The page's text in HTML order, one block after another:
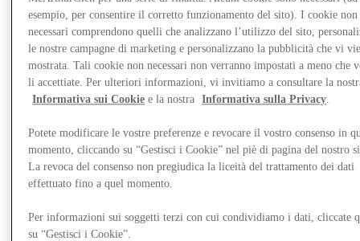
Cosa c'è in programma
Mangia e Bevi
Gift Card
Servizi
Altro
esempio, per consentire il corretto funzionamento del sito). I cookie non
necessari comprendono quelli che analizzano l’utilizzo del sito,
le nostre campagne di marketing e personalizzano la pubblicità che vi
mostrata. Tali cookie non necessari non verranno impostati a meno che
li accettiate. Per ulteriori informazioni, vi invitiamo a consultare la
Informativa sui Cookie e la nostra Informativa sulla Privacy
Potete modificare le vostre preferenze e revocare il vostro consenso in
momento, cliccando su “Gestisci i Cookie” nel piè di pagina del nostro
La revoca del consenso non pregiudica la liceità del trattamento dei dati
effettuato fino a quel momento.
Per informazioni sui soggetti terzi con cui condividiamo i dati, cliccate
su “Gestisci i Cookie”.